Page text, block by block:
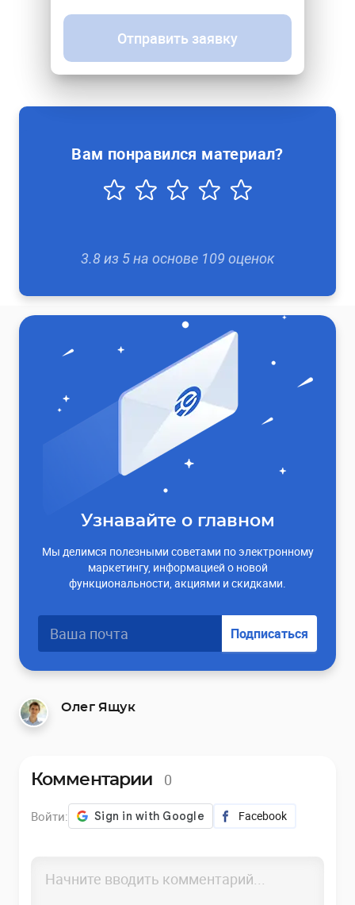
Отправить заявку
Вам понравился материал?
3.8из 5на основе 109 оценок
Узнавайте о главном
Мы делимся полезными советами по электронному
маркетингу, информацией о новой
функциональности, акциями и скидками.
Подписаться
Олег Ящук
Комментарии 0
Войти: Facebook